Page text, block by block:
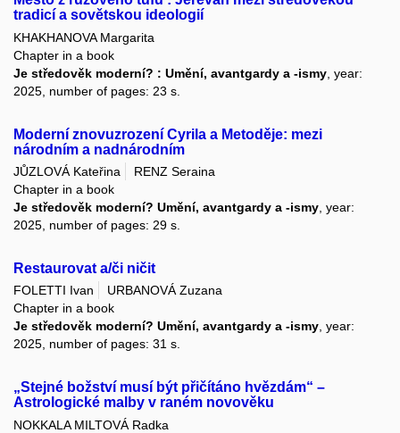
tradicí a sovětskou ideologií
KHAKHANOVA Margarita
Chapter in a book
Je středověk moderní? : Umění, avantgardy a -ismy , year:
2025, number of pages: 23 s.
Moderní znovuzrození Cyrila a Metoděje: mezi
národním a nadnárodním
JŮZLOVÁ Kateřina
RENZ Seraina
Chapter in a book
Je středověk moderní? Umění, avantgardy a -ismy , year:
2025, number of pages: 29 s.
Restaurovat a/či ničit
FOLETTI Ivan
URBANOVÁ Zuzana
Chapter in a book
Je středověk moderní? Umění, avantgardy a -ismy, year:
2025, number of pages: 31 s.
„Stejné božství musí být přičítáno hvězdám“ –
Astrologické malby v raném novověku
NOKKALA MILTOVÁ Radka